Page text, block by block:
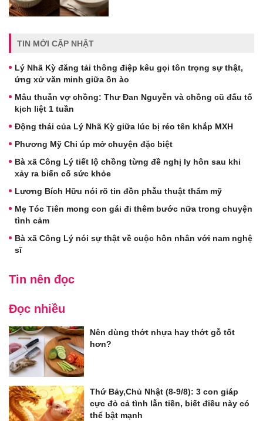
TIN MỚI CẬP NHẬT
Lý Nhã Kỳ đăng tải thông điệp kêu gọi tôn trọng sự thật,
ứng xử văn minh giữa ồn ào
Mâu thuẫn vợ chồng: Thư Đan Nguyễn và chồng cũ đấu tố
kịch liệt 1 tuần
Động thái của Lý Nhã Kỳ giữa lúc bị réo tên khắp MXH
Phương Mỹ Chi úp mở chuyện đặc biệt
Bà xã Công Lý tiết lộ chồng từng đề nghị ly hôn sau khi
xảy ra biến cố sức khỏe
Lương Bích Hữu nói rõ tin đồn phẫu thuật thẩm mỹ
Mẹ Tóc Tiên mong con gái đi thêm bước nữa trong chuyện
tình cảm
Bà xã Công Lý nói sự thật về cuộc hôn nhân với nam nghệ
sĩ
Tin nên đọc
Đọc nhiều
Nên dùng thớt nhựa hay thớt gỗ tốt
hơn?
Thứ Bảy,Chủ Nhật (8-9/8): 3 con giáp
cực đỏ cả tình lẫn tiền, biết điều này có
thể bật mạnh